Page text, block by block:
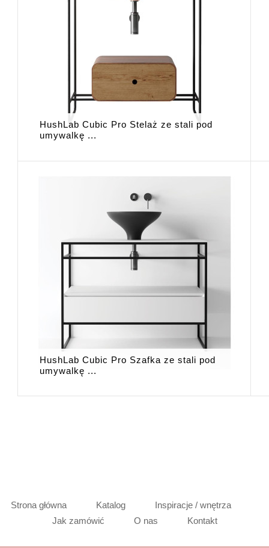
HushLab Cubic Pro Stelaż ze stali pod
umywalkę ...
HushLab Cubic Pro Szafka ze stali pod
umywalkę ...
Strona główna Katalog
Inspiracje / wnętrza
Jak zamówić
O nas Kontakt